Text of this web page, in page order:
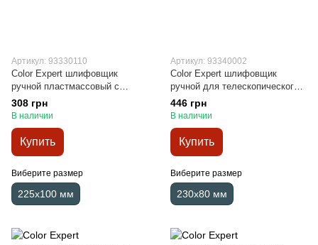
Артикул: 93330110
Color Expert шлифовщик
ручной пластмассовый с
металлическим зажимом
308 грн
В наличии
Купить
Виберите размер
225х100 мм
Артикул: 93340002
Color Expert шлифовщик
ручной для телескопического
удлинителя
446 грн
В наличии
Купить
Виберите размер
230х80 мм